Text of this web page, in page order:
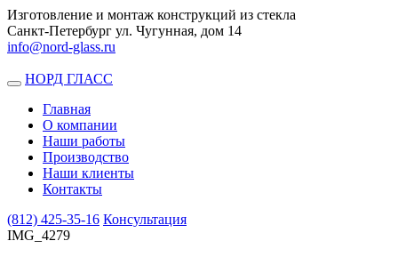
Изготовление и монтаж конструкций из стекла
Санкт-Петербург ул. Чугунная, дом 14
info@nord-glass.ru
Toggle
navigation
НОРД ГЛАСС
Главная
О компании
Наши работы
Производство
Наши клиенты
Контакты
(812) 425-35-16 Консультация
IMG_4279